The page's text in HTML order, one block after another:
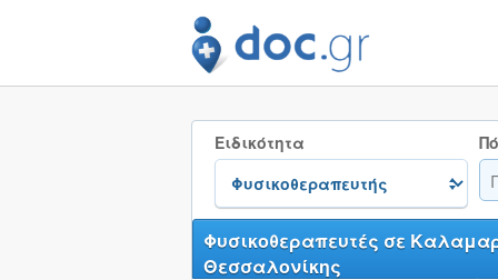
Ειδικότητα
Φυσικοθεραπευτές σε
Θεσσαλονίκης